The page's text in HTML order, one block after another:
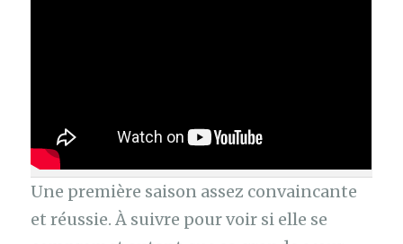
Une première saison assez convaincante
et réussie. À suivre pour voir si elle se